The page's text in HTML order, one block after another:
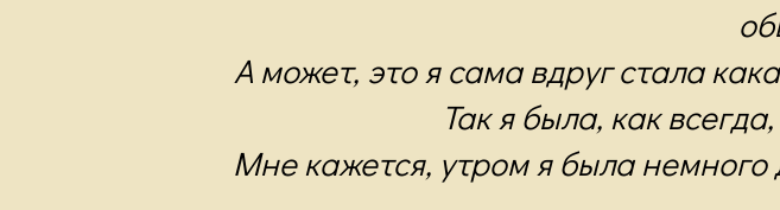
А может, это я сама вдруг стала
Так я была, как
Мне кажется, утром я была немного